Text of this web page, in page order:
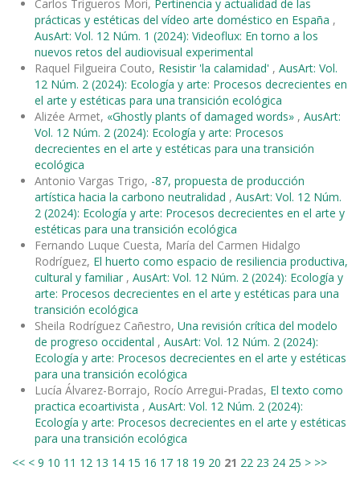
Carlos Trigueros Mori, Pertinencia y actualidad de las
prácticas y estéticas del vídeo arte doméstico en España ,
AusArt: Vol. 12 Núm. 1 (2024): Videoflux: En torno a los
nuevos retos del audiovisual experimental
Raquel Filgueira Couto, Resistir 'la calamidad' , AusArt: Vol.
12 Núm. 2 (2024): Ecología y arte: Procesos decrecientes en
el arte y estéticas para una transición ecológica
Alizée Armet, «Ghostly plants of damaged words» , AusArt:
Vol. 12 Núm. 2 (2024): Ecología y arte: Procesos
decrecientes en el arte y estéticas para una transición
ecológica
Antonio Vargas Trigo, -87, propuesta de producción
artística hacia la carbono neutralidad , AusArt: Vol. 12 Núm.
2 (2024): Ecología y arte: Procesos decrecientes en el arte y
estéticas para una transición ecológica
Fernando Luque Cuesta, María del Carmen Hidalgo
Rodríguez, El huerto como espacio de resiliencia productiva,
cultural y familiar , AusArt: Vol. 12 Núm. 2 (2024): Ecología y
arte: Procesos decrecientes en el arte y estéticas para una
transición ecológica
Sheila Rodríguez Cañestro, Una revisión crítica del modelo
de progreso occidental , AusArt: Vol. 12 Núm. 2 (2024):
Ecología y arte: Procesos decrecientes en el arte y estéticas
para una transición ecológica
Lucía Álvarez-Borrajo, Rocío Arregui-Pradas, El texto como
practica ecoartivista , AusArt: Vol. 12 Núm. 2 (2024):
Ecología y arte: Procesos decrecientes en el arte y estéticas
para una transición ecológica
<< < 9 10 11 12 13 14 15 16 17 18 19 20 21 22 23 24 25 > >>